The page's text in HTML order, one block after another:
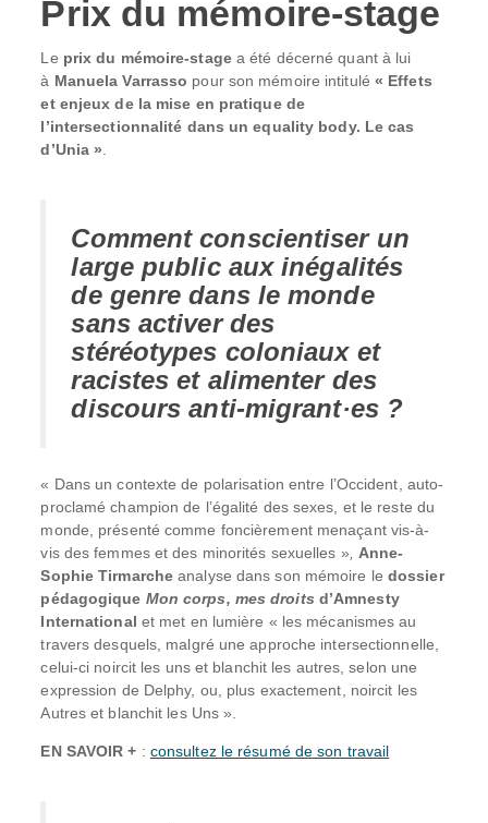
Prix du mémoire-stage
Le prix du mémoire-stagea été décerné quant à lui
à Manuela Varrasso pour son mémoire intitulé « Effets
et enjeux de la mise en pratique de
l’intersectionnalité dans un equality body. Le cas
d’Unia »
Comment conscientiser un
large public aux inégalités
de genre dans le monde
sans activer des
stéréotypes coloniaux et
racistes et alimenter des
discours anti-migrant·es ?
« Dans un contexte de polarisation entre l’Occident, auto-
proclamé champion de l’égalité des sexes, et le reste du
monde, présenté comme foncièrement menaçant vis-à-
vis des femmes et des minorités sexuelles »
Anne-
Sophie Tirmarche analyse dans son mémoire le dossier
pédagogique Mon corps, mes droits d’Amnesty
International et met en lumière « les mécanismes au
travers desquels, malgré une approche intersectionnelle,
celui-ci noircit les uns et blanchit les autres, selon une
expression de Delphy, ou, plus exactement, noircit les
Autres et blanchit les Uns ».
EN SAVOIR + : consultez le résumé de son travail